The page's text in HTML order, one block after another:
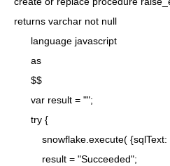
returns varchar not null
      language javascript
      as
      $$
      var result = "";
      try {
snowflake.execute(
          result = "Succeeded";